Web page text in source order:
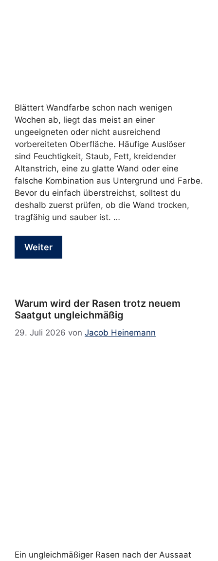
Blättert Wandfarbe schon nach wenigen
Wochen ab, liegt das meist an einer
ungeeigneten oder nicht ausreichend
vorbereiteten Oberfläche. Häufige Auslöser
sind Feuchtigkeit, Staub, Fett, kreidender
Altanstrich, eine zu glatte Wand oder eine
falsche Kombination aus Untergrund und Farbe.
Bevor du einfach überstreichst, solltest du
deshalb zuerst prüfen, ob die Wand trocken,
tragfähig und sauber ist. …
Weiter
Warum wird der Rasen trotz neuem
Saatgut ungleichmäßig
29. Juli 2026 von Jacob Heinemann
Ein ungleichmäßiger Rasen nach der Aussaat